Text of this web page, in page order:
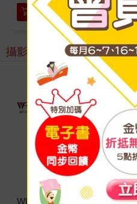
加入購物車
攝影周邊 看更多
WEIFENG 偉峰 WT